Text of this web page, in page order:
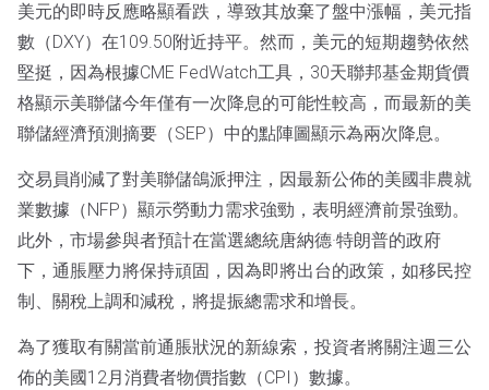
美元的即時反應略顯看跌，導致其放棄了盤中漲幅，美元指
數（DXY）在109.50附近持平。然而，美元的短期趨勢依然
堅挺，因為根據CME FedWatch工具，30天聯邦基金期貨價
格顯示美聯儲今年僅有一次降息的可能性較高，而最新的美
聯儲經濟預測摘要（SEP）中的點陣圖顯示為兩次降息。
交易員削減了對美聯儲鴿派押注，因最新公佈的美國非農就
業數據（NFP）顯示勞動力需求強勁，表明經濟前景強勁。
此外，市場參與者預計在當選總統唐納德·特朗普的政府
下，通脹壓力將保持頑固，因為即將出台的政策，如移民控
制、關稅上調和減稅，將提振總需求和增長。
為了獲取有關當前通脹狀況的新線索，投資者將關注週三公
佈的美國12月消費者物價指數（CPI）數據。